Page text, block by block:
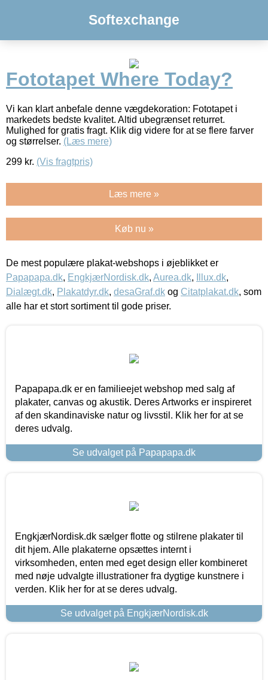
Softexchange
Fototapet Where Today?
Vi kan klart anbefale denne vægdekoration: Fototapet i
markedets bedste kvalitet. Altid ubegrænset returret.
Mulighed for gratis fragt. Klik dig videre for at se flere farver
og størrelser. (Læs mere)
299 kr. (Vis fragtpris)
Læs mere »
Køb nu »
De mest populære plakat-webshops i øjeblikket er
Papapapa.dk, EngkjærNordisk.dk, Aurea.dk, Illux.dk,
Dialægt.dk, Plakatdyr.dk, desaGraf.dk og Citatplakat.dk, som
alle har et stort sortiment til gode priser.
Papapapa.dk er en familieejet webshop med salg af
plakater, canvas og akustik. Deres Artworks er inspireret
af den skandinaviske natur og livsstil. Klik her for at se
deres udvalg.
Se udvalget på Papapapa.dk
EngkjærNordisk.dk sælger flotte og stilrene plakater til
dit hjem. Alle plakaterne opsættes internt i
virksomheden, enten med eget design eller kombineret
med nøje udvalgte illustrationer fra dygtige kunstnere i
verden. Klik her for at se deres udvalg.
Se udvalget på EngkjærNordisk.dk